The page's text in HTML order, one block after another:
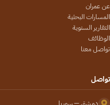
عن عمران
المسارات البحثية
التقارير السنوية
الوظائف
تواصل معنا
تواصل